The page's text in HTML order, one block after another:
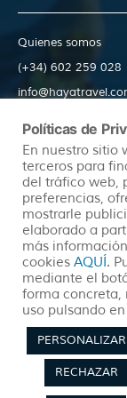
Quienes somos
(+34) 602 259 028
Productos
Ofertas
Viajes Organizados
Lunas de Miel
Circuitos en
Políticas de
En nuestro sitio
terceros para
del tráfico web,
preferencias,
mostrarle
elaborado a
más
cookies AQUÍ.
mediante el
forma concreta,
uso pulsando
PERSONALIZAR
RECHAZAR